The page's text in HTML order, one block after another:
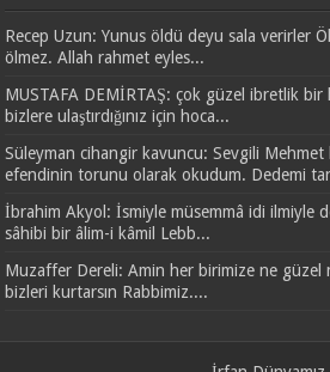
Recep Uzun: Yunus öldü deyu sala verirler
ölmez. Allah rahmet eyles...
MUSTAFA DEMİRTAŞ: çok güzel ibretlik bir
bizlere ulaştırdığınız için hoca...
Süleyman cihangir kavuncu: Sevgili Mehmet
efendinin torunu olarak okudum. Dedemi
İbrahim Akyol: İsmiyle müsemmâ idi ilmiyle
sâhibi bir âlim-i kâmil Lebb...
Muzaffer Dereli: Amin her birimize ne güzel
bizleri kurtarsın Rabbimiz....